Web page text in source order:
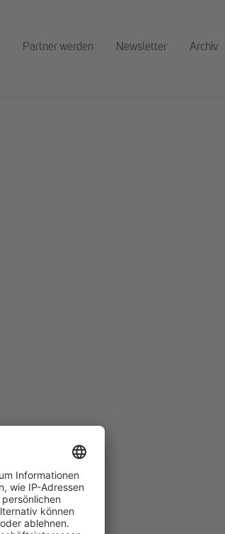
Partner werden Newsletter Archiv